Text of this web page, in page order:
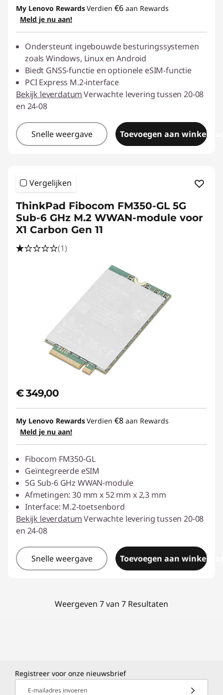
My Lenovo RewardsVerdien €6 aan Rewards
Meld je nu aan!
Ondersteunt ingebouwde besturingssystemen
zoals Windows, Linux en Android
Biedt GNSS-functie en optionele eSIM-functie
PCI Express M.2-interface
Bekijk leverdatumVerwachte levering tussen 20-08
en 24-08
Snelle weergave Toevoegen aan
Vergelijken
ThinkPad Fibocom FM350-GL 5G
Sub-6 GHz M.2 WWAN-module voor
X1 Carbon Gen 11
(1)
€ 349,00
My Lenovo RewardsVerdien €8 aan Rewards
Meld je nu aan!
Fibocom FM350-GL
Geïntegreerde eSIM
5G Sub-6 GHz WWAN-module
Afmetingen: 30 mm x 52 mm x 2,3 mm
Interface: M.2-toetsenbord
Bekijk leverdatumVerwachte levering tussen 20-08
en 24-08
Snelle weergave Toevoegen aan
Weergeven 7 van 7 Resultaten
Registreer voor onze nieuwsbrief
E-mailadres invoeren